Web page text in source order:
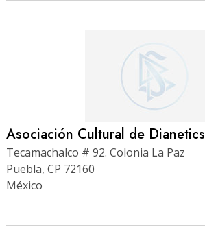
Asociación Cultural de Dianetics
Tecamachalco # 92. Colonia La Paz
Puebla, CP 72160
México